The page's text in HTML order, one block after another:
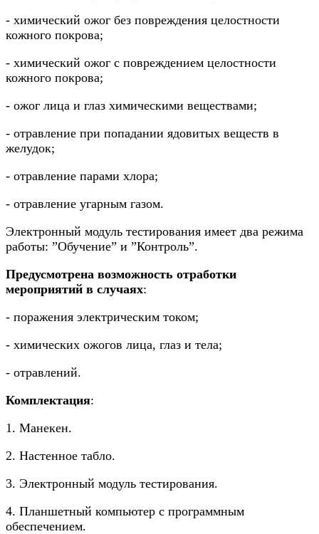
- химический ожог без повреждения целостности
кожного покрова;
- химический ожог с повреждением целостности
кожного покрова;
- ожог лица и глаз химическими веществами;
- отравление при попадании ядовитых веществ в
желудок;
- отравление парами хлора;
- отравление угарным газом.
Электронный модуль тестирования имеет два режима
работы: ”Обучение” и ”Контроль”.
Предусмотрена возможность отработки
мероприятий в случаях:
- поражения электрическим током;
- химических ожогов лица, глаз и тела;
- отравлений.
Комплектация:
1. Манекен.
2. Настенное табло.
3. Электронный модуль тестирования.
4. Планшетный компьютер с программным
обеспечением.